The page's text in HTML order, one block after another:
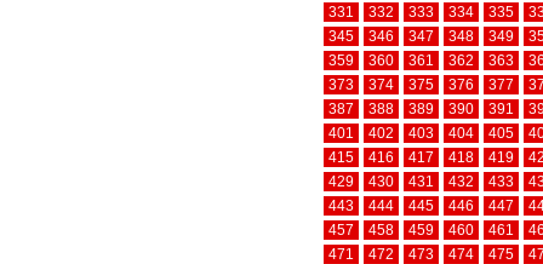
331
332 333 334 335
345
346 347 348 349
359
360 361 362 363
373
374 375 376 377
387
388 389 390 391
401
402 403 404 405
415
416 417 418 419
429
430 431 432 433
443
444 445 446 447
457
458 459 460 461
471
472 473 474 475